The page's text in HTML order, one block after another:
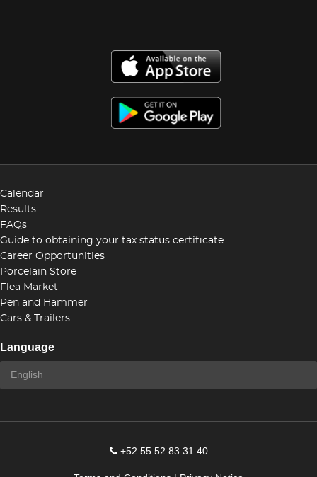
Calendar
Results
FAQs
Guide to obtaining your tax status certificate
Career Opportunities
Porcelain Store
Flea Market
Pen and Hammer
Cars & Trailers
Language
+52 55 52 83 31 40